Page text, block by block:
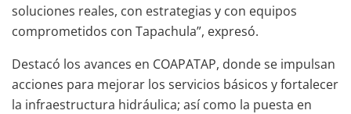
soluciones reales, con estrategias y con equipos
comprometidos con Tapachula”, expresó.
Destacó los avances en COAPATAP, donde se impulsan
acciones para mejorar los servicios básicos y fortalecer
la infraestructura hidráulica; así como la puesta en